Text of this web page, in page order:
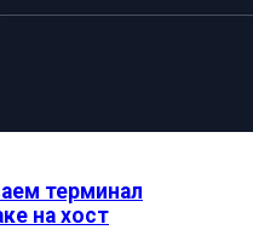
терминал
на хост